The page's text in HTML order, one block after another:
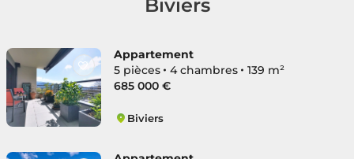
Biviers
Appartement
5 pièces
4 chambres
139 m²
685 000 €
Biviers